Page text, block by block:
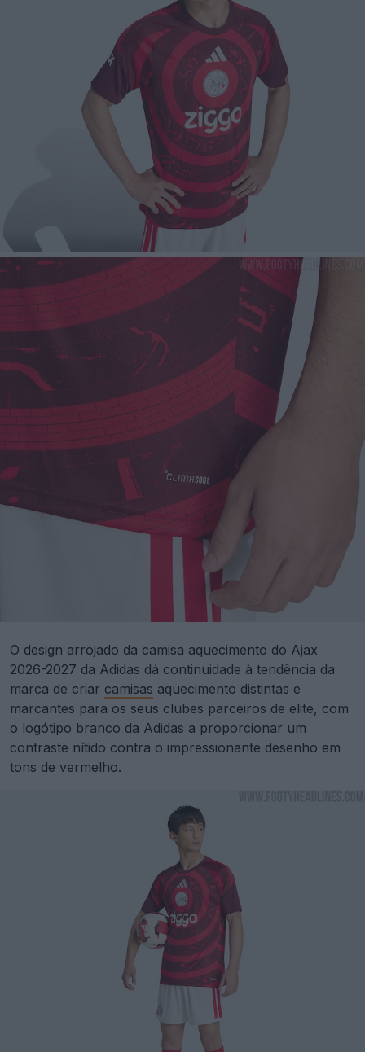
O design arrojado da camisa aquecimento do Ajax
2026-2027 da Adidas dá continuidade à tendência da
marca de criar camisas aquecimento distintas e
marcantes para os seus clubes parceiros de elite, com
o logótipo branco da Adidas a proporcionar um
contraste nítido contra o impressionante desenho em
tons de vermelho.